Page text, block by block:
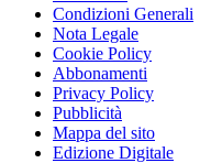
Condizioni Generali
Nota Legale
Cookie Policy
Abbonamenti
Privacy Policy
Pubblicità
Mappa del sito
Edizione Digitale